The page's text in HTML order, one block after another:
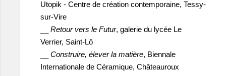
Utopik - Centre de création contemporaine, Tessy-
sur-Vire
Retour vers le Futur, galerie du lycée Le
Verrier, Saint-Lô
Construire, élever la matière, Biennale
Internationale de Céramique, Châteauroux